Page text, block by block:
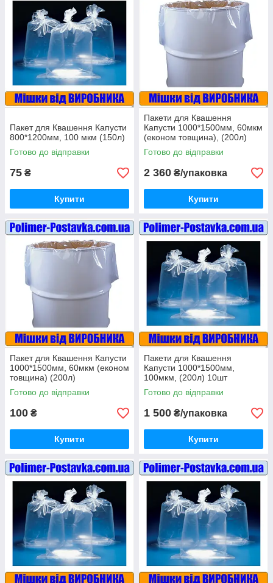
Пакет для Квашення Капусти
800*1200мм, 100 мкм (150л)
Готово до відправки
75 ₴
Купити
Пакети для Квашення
Капусти 1000*1500мм, 60мкм
(економ товщина), (200л)
20шт
Готово до відправки
2 360 ₴/упаковка
Купити
Пакет для Квашення Капусти
1000*1500мм, 60мкм (економ
товщина) (200л)
Готово до відправки
100 ₴
Купити
Пакети для Квашення
Капусти 1000*1500мм,
100мкм, (200л) 10шт
Готово до відправки
1 500 ₴/упаковка
Купити